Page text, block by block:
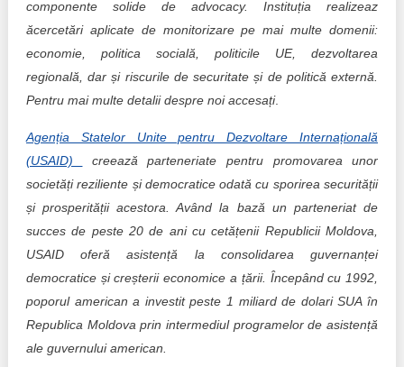
componente solide de advocacy. Instituția realizeaz
ăcercetări aplicate de monitorizare pe mai multe domenii:
economie, politica socială, politicile UE, dezvoltarea
regională, dar și riscurile de securitate și de politică externă.
Pentru mai multe detalii despre noi accesați.
Agenția Statelor Unite pentru Dezvoltare Internațională
(USAID)
creează parteneriate pentru promovarea unor
societăți reziliente și democratice odată cu sporirea securității
și prosperității acestora. Având la bază un parteneriat de
succes de peste 20 de ani cu cetățenii Republicii Moldova,
USAID oferă asistență la consolidarea guvernanței
democratice și creșterii economice a țării. Începând cu 1992,
poporul american a investit peste 1 miliard de dolari SUA în
Republica Moldova prin intermediul programelor de asistență
ale guvernului american.